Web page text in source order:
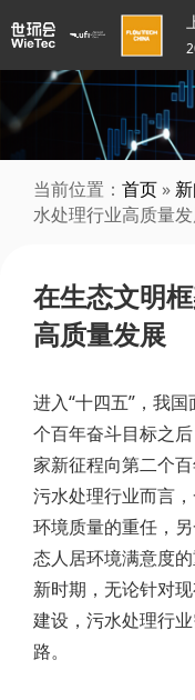
当前位置： 首页 »
水处理行业高质量
在生态文明
高质量发展
进入“十四五”，我
个百年奋斗目标之
家新征程向第二个
污水处理行业而言
环境质量的重任，
态人居环境满意度
新时期，无论针对
建设，污水处理行
路。